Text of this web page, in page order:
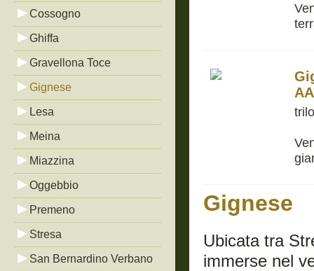
Cossogno
Ghiffa
Gravellona Toce
Gignese
Lesa
Meina
Miazzina
Oggebbio
Premeno
Stresa
San Bernardino Verbano
Gignese
Ubicata tra
immerse nel